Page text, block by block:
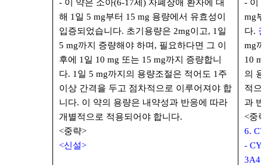
- 이 약은 소아(6-17세) 자폐장애 환자에 대
해 1일 5 mg부터 15 mg 용량에서 유효성이
입증되었습니다. 초기용량은 2mg이고, 1일
5 mg까지 증량해야 하며, 필요하다면 그 이
후에 1일 10 mg 또는 15 mg까지 증량합니
다. 1일 5 mg까지의 용량조절은 적어도 1주
이상 간격을 두고 점차적으로 이루어져야 합
니다. 이 약의 용량은 내약성과 반응에 따라
개별적으로 적용되어야 합니다.
<중략>
<신설>
- 이
mg
다.
mg
10
의 용
적으
과 반
<중
6.
-
3A4